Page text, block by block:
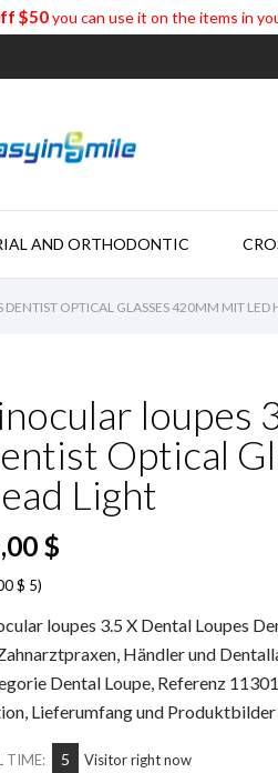
$50you can use it on the items in
AND ORTHODONTIC
OPTICAL GLASSES 420MM MIT LED
loupes
Optical
Light
$
$ 5)
loupes 3.5 X Dental Loupes
Händler und
Dental Loupe, Referenz
Lieferumfang und
TIME: 10 Visitor right now